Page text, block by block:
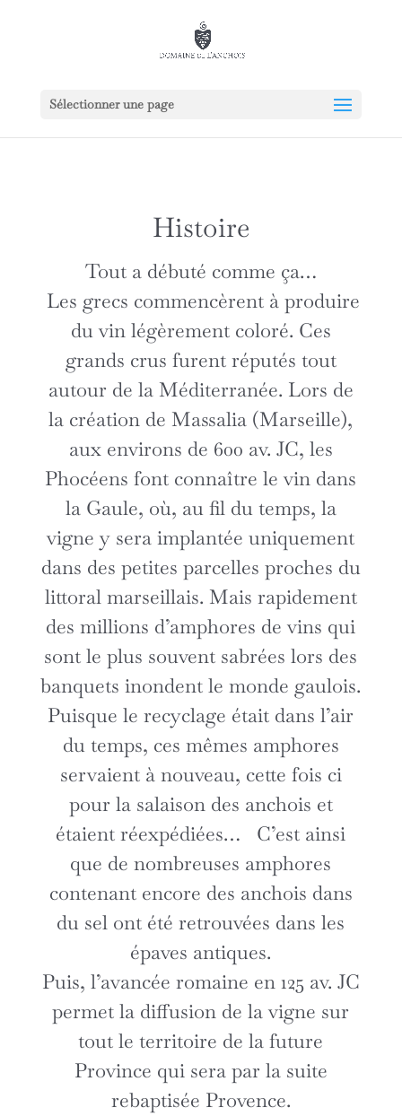
Sélectionner une page
Histoire
Tout a débuté comme ça…
Les grecs commencèrent à produire
du vin légèrement coloré. Ces
grands crus furent réputés tout
autour de la Méditerranée. Lors de
la création de Massalia (Marseille),
aux environs de 600 av. JC, les
Phocéens font connaître le vin dans
la Gaule, où, au fil du temps, la
vigne y sera implantée uniquement
dans des petites parcelles proches du
littoral marseillais. Mais rapidement
des millions d’amphores de vins qui
sont le plus souvent sabrées lors des
banquets inondent le monde gaulois.
Puisque le recyclage était dans l’air
du temps, ces mêmes amphores
servaient à nouveau, cette fois ci
pour la salaison des anchois et
étaient réexpédiées… C’est ainsi
que de nombreuses amphores
contenant encore des anchois dans
du sel ont été retrouvées dans les
épaves antiques.
Puis, l’avancée romaine en 125 av. JC
permet la diffusion de la vigne sur
tout le territoire de la future
Province qui sera par la suite
rebaptisée Provence.